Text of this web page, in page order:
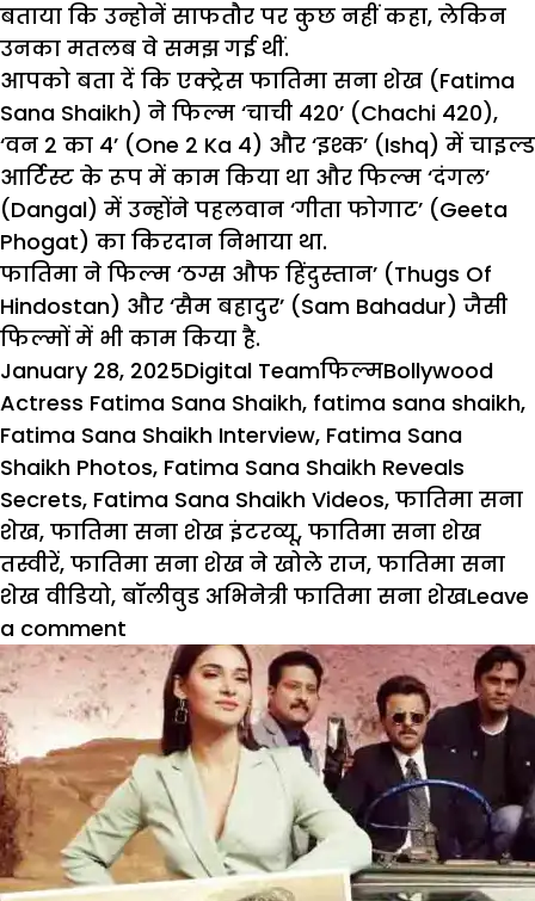
बताया कि उन्होनें साफतौर पर कुछ नहीं कहा, लेकिन
उनका मतलब वे समझ गई थीं.
आपको बता दें कि एक्ट्रेस फातिमा सना शेख (Fatima
Sana Shaikh) ने फिल्म ‘चाची 420’ (Chachi 420),
‘वन 2 का 4’ (One 2 Ka 4) और ‘इश्क’ (Ishq) में चाइल्ड
आर्टिस्ट के रूप में काम किया था और फिल्म ‘दंगल’
(Dangal) में उन्होंने पहलवान ‘गीता फोगाट’ (Geeta
Phogat) का किरदान निभाया था.
फातिमा ने फिल्म ‘ठग्स औफ हिंदुस्तान’ (Thugs Of
Hindostan) और ‘सैम बहादुर’ (Sam Bahadur) जैसी
फिल्मों में भी काम किया है.
Posted
on
January 28, 2025Author
Digital TeamCategories
फिल्मTags
Bollywood
Actress Fatima Sana Shaikh, fatima sana shaikh,
Fatima Sana Shaikh Interview, Fatima Sana
Shaikh Photos, Fatima Sana Shaikh Reveals
Secrets, Fatima Sana Shaikh Videos, फातिमा सना
शेख, फातिमा सना शेख इंटरव्यू, फातिमा सना शेख
तस्वीरें, फातिमा सना शेख ने खोले राज, फातिमा सना
शेख वीडियो, बॉलीवुड अभिनेत्री फातिमा सना शेखLeave
a comment
Casting
Couch
‘दंगल’
एक्ट्रेस
फातिमा
ने
शेयर